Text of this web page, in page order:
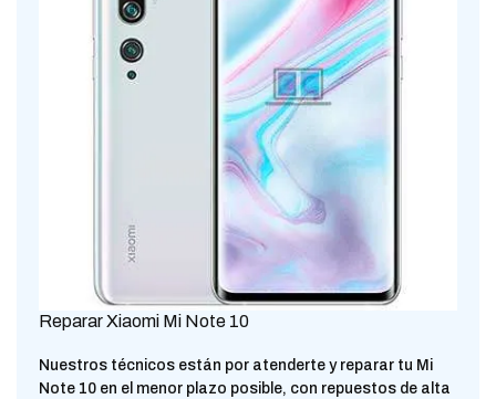
Reparar Xiaomi Mi Note 10
Nuestros técnicos están por atenderte y reparar tu Mi
Note 10 en el menor plazo posible, con repuestos de alta